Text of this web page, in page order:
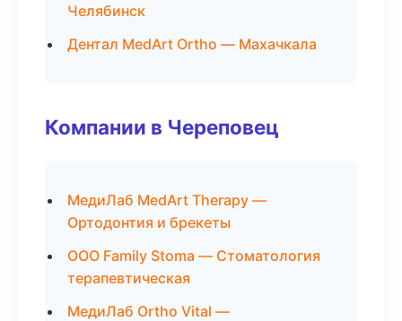
Челябинск
Дентал MedArt Ortho — Махачкала
Компании в Череповец
МедиЛаб MedArt Therapy —
Ортодонтия и брекеты
ООО Family Stoma — Стоматология
терапевтическая
МедиЛаб Ortho Vital —